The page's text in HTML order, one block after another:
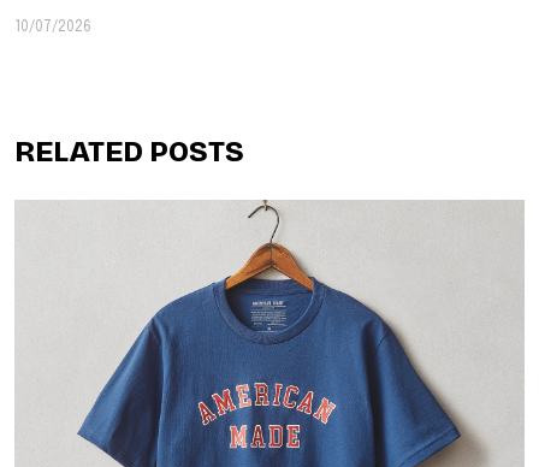
10/07/2026
RELATED POSTS